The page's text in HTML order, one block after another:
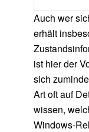
Auch wer
erhält
ist hier der
sich
Art oft auf
wissen,
Windows-